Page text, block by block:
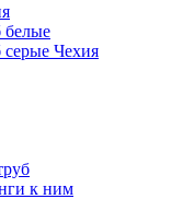
белые
Чехия
к ним